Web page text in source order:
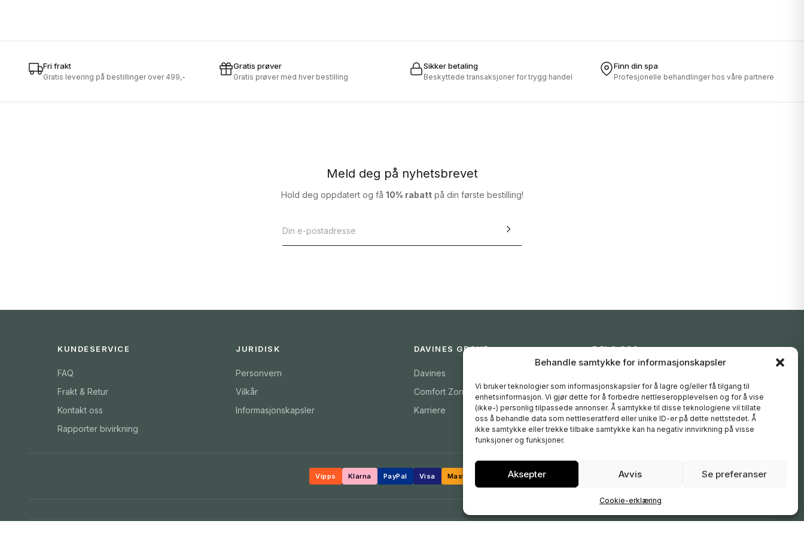
Behandle samtykke for informasjonskapsler
Vi bruker teknologier som informasjonskapsler for å lagre og/eller få tilgang til
enhetsinformasjon. Vi gjør dette for å forbedre nettleseropplevelsen og for å vise
(ikke-) personlig tilpassede annonser. Å samtykke til disse teknologiene vil tillate
oss å behandle data som nettleseratferd eller unike ID-er på dette nettstedet. Å
ikke samtykke eller trekke tilbake samtykke kan ha negativ innvirkning på visse
funksjoner og funksjoner.
Aksepter Avvis Se preferanser
Cookie-erklæring
Fri frakt
Gratis levering på bestillinger over 499,-
Gratis prøver
Gratis prøver med hver bestilling
Sikker betaling
Beskyttede transaksjoner for trygg handel
Finn din spa
Profesjonelle behandlinger hos våre partnere
Meld deg på nyhetsbrevet
Hold deg oppdatert og få 10% rabattpå din første bestilling!
KUNDESERVICE
FAQ
Frakt & Retur
Kontakt oss
Rapporter bivirkning
JURIDISK
Personvern
Vilkår
Informasjonskapsler
DAVINES GROUP
Davines
Comfort Zone
Karriere
FØLG OSS
Facebook
YouTube
Vipps Klarna PayPal Visa Mastercard